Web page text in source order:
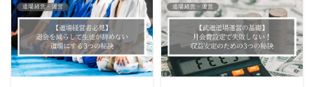
道場経営・運営 道場経営・運営